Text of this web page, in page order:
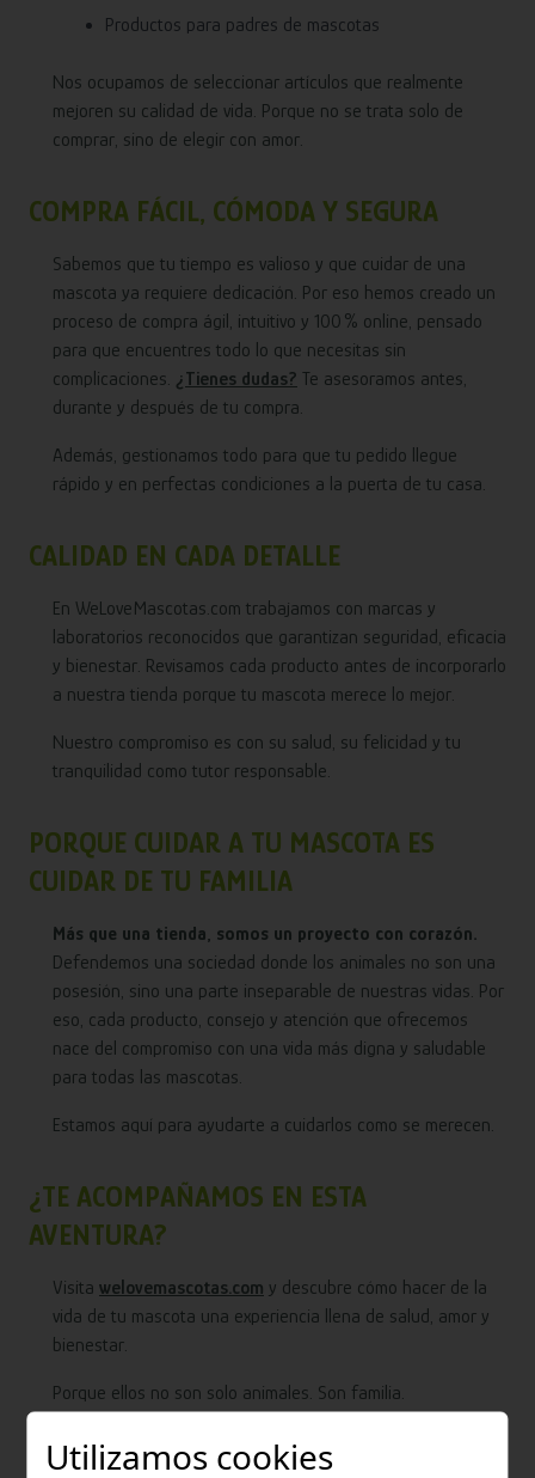
Productos para padres de mascotas
Nos ocupamos de seleccionar artículos que realmente
mejoren su calidad de vida. Porque no se trata solo de
comprar, sino de elegir con amor.
COMPRA FÁCIL, CÓMODA Y SEGURA
Sabemos que tu tiempo es valioso y que cuidar de una
mascota ya requiere dedicación. Por eso hemos creado un
proceso de compra ágil, intuitivo y 100 % online, pensado
para que encuentres todo lo que necesitas sin
complicaciones. ¿Tienes dudas? Te asesoramos antes,
durante y después de tu compra.
Además, gestionamos todo para que tu pedido llegue
rápido y en perfectas condiciones a la puerta de tu casa.
CALIDAD EN CADA DETALLE
En WeLoveMascotas.com trabajamos con marcas y
laboratorios reconocidos que garantizan seguridad, eficacia
y bienestar. Revisamos cada producto antes de incorporarlo
a nuestra tienda porque tu mascota merece lo mejor.
Nuestro compromiso es con su salud, su felicidad y tu
tranquilidad como tutor responsable.
PORQUE CUIDAR A TU MASCOTA ES
CUIDAR DE TU FAMILIA
Más que una tienda, somos un proyecto con corazón.
Defendemos una sociedad donde los animales no son una
posesión, sino una parte inseparable de nuestras vidas. Por
eso, cada producto, consejo y atención que ofrecemos
nace del compromiso con una vida más digna y saludable
para todas las mascotas.
Estamos aquí para ayudarte a cuidarlos como se merecen.
¿TE ACOMPAÑAMOS EN ESTA
AVENTURA?
Visita welovemascotas.com y descubre cómo hacer de la
vida de tu mascota una experiencia llena de salud, amor y
bienestar.
Porque ellos no son solo animales. Son familia.
Utilizamos cookies